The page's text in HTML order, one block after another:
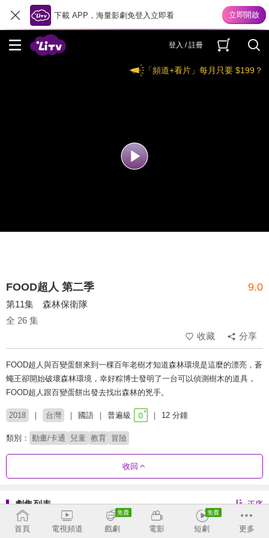
下載 APP，海量影劇免登入立即看
登入 / 註冊
「頻道+看片」每月只要 $199？
FOOD超人 第二季 9.0
第11集 森林保衛隊
全 26 集
收藏
分享
FOOD超人與百變蛋餅來到一棵百年老樹才知道森林環境是這麼的漂亮，蒼
蠅王卻開始破壞森林環境，幸好粽博士發明了一台可以偵測樹木的道具，
FOOD超人跟百變蛋餅出發去找出森林的兇手。
2018 台灣 國語 普遍級 12 分鐘
類別： 動畫/卡通 兒童 教育 冒險
收回
劇集列表 正序
第1季 第2季
首頁 電視頻道 戲劇 電影 短劇 更多